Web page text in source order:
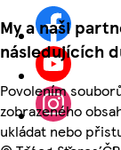
My a naši
následujících
Povolením
zobrazeného
ukládat nebo